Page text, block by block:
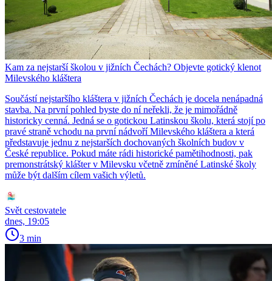
Kam za nejstarší školou v jižních Čechách? Objevte gotický klenot
Milevského kláštera
Součástí nejstaršího kláštera v jižních Čechách je docela nenápadná
stavba. Na první pohled byste do ní neřekli, že je mimořádně
historicky cenná. Jedná se o gotickou Latinskou školu, která stojí po
pravé straně vchodu na první nádvoří Milevského kláštera a která
představuje jednu z nejstarších dochovaných školních budov v
České republice. Pokud máte rádi historické pamětihodnosti, pak
premonstrátský klášter v Milevsku včetně zmíněné Latinské školy
může být dalším cílem vašich výletů.
Svět cestovatele
dnes, 19:05
3 min